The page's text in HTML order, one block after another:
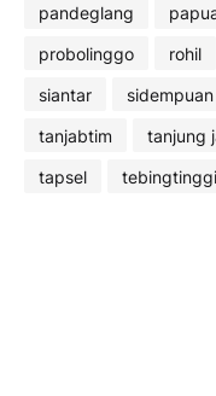
pandeglang
probolinggo
rohil
siantar
sidempuan
tanjabtim
tanjung
tapsel
tebingtinggi